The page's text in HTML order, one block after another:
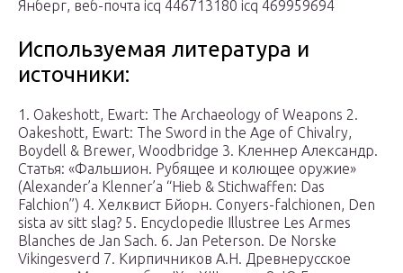
Янберг, веб-почта icq 446713180 icq 469959694
Используемая литература и
источники:
1. Oakeshott, Ewart: The Archaeology of Weapons 2.
Oakeshott, Ewart: The Sword in the Age of Chivalry,
Boydell & Brewer, Woodbridge 3. Кленнер Александр.
Статья: «Фальшион. Рубящее и колющее оружие»
(Alexander’а Klenner’а “Hieb & Stichwaffen: Das
Falchion”) 4. Хелквист Бйорн. Conyers-falchionen, Den
sista av sitt slag? 5. Encyclopedie Illustree Les Armes
Blanches de Jan Sach. 6. Jan Peterson. De Norske
Vikingesverd 7. Кирпичников А.Н. Древнерусское